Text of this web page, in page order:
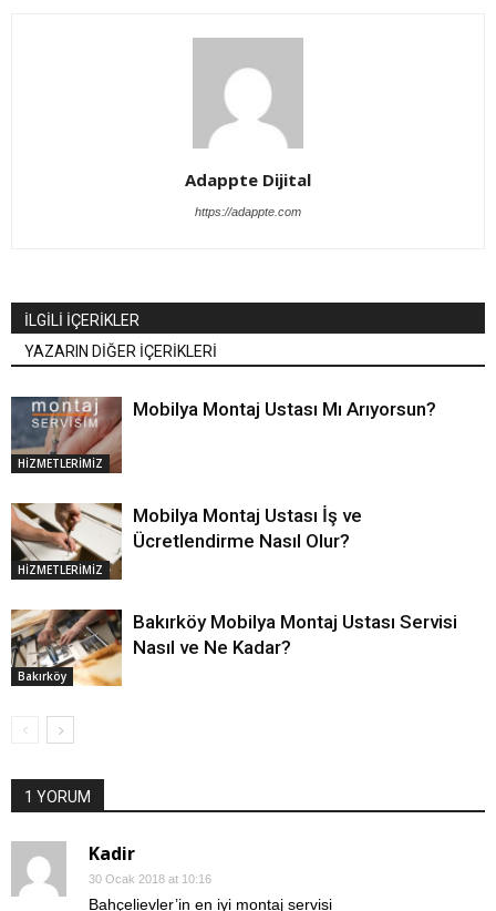
Adappte Dijital
https://adappte.com
İLGİLİ İÇERİKLER
YAZARIN DİĞER İÇERİKLERİ
HİZMETLERİMİZ
Mobilya Montaj Ustası Mı Arıyorsun?
HİZMETLERİMİZ
Mobilya Montaj Ustası İş ve
Ücretlendirme Nasıl Olur?
Bakırköy
Bakırköy Mobilya Montaj Ustası Servisi
Nasıl ve Ne Kadar?
1 YORUM
Kadir
30 Ocak 2018 at 10:16
Bahçelievler’in en iyi montaj servisi